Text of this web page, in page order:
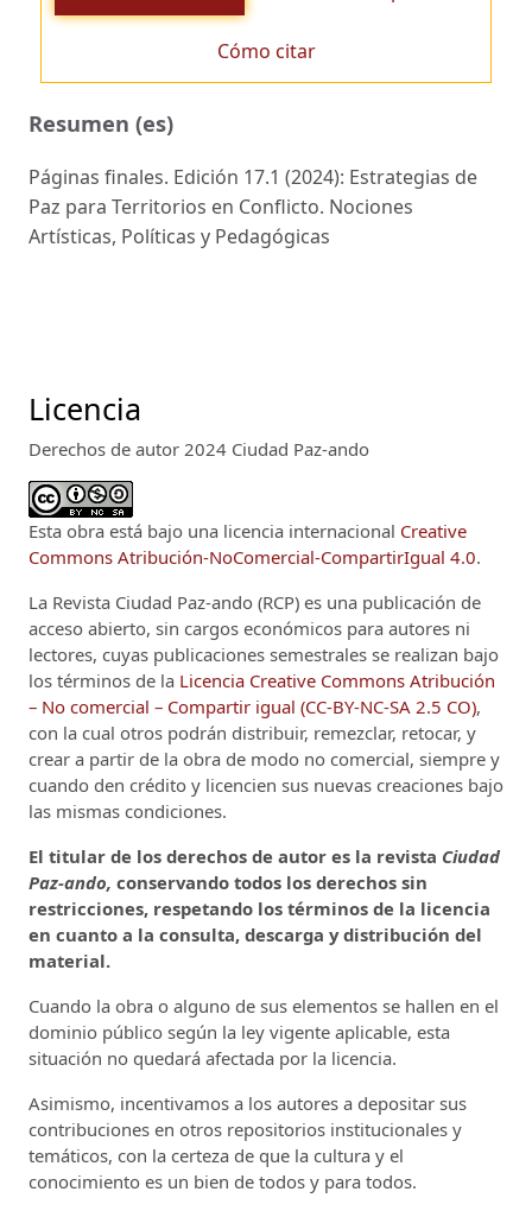
Cómo citar
Resumen (es)
Páginas finales. Edición 17.1 (2024): Estrategias de
Paz para Territorios en Conflicto. Nociones
Artísticas, Políticas y Pedagógicas
Licencia
Derechos de autor 2024 Ciudad Paz-ando
Esta obra está bajo una licencia internacional Creative
Commons Atribución-NoComercial-CompartirIgual 4.0.
La Revista Ciudad Paz-ando (RCP) es una publicación de
acceso abierto, sin cargos económicos para autores ni
lectores, cuyas publicaciones semestrales se realizan bajo
los términos de la Licencia Creative Commons Atribución
– No comercial – Compartir igual (CC-BY-NC-SA 2.5 CO),
con la cual otros podrán distribuir, remezclar, retocar, y
crear a partir de la obra de modo no comercial, siempre y
cuando den crédito y licencien sus nuevas creaciones bajo
las mismas condiciones.
El titular de los derechos de autor es la revista Ciudad
Paz-ando, conservando todos los derechos sin
restricciones, respetando los términos de la licencia
en cuanto a la consulta, descarga y distribución del
material.
Cuando la obra o alguno de sus elementos se hallen en el
dominio público según la ley vigente aplicable, esta
situación no quedará afectada por la licencia.
Asimismo, incentivamos a los autores a depositar sus
contribuciones en otros repositorios institucionales y
temáticos, con la certeza de que la cultura y el
conocimiento es un bien de todos y para todos.